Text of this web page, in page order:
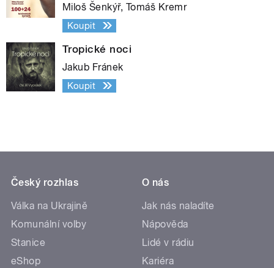
Miloš Šenkýř, Tomáš Kremr
Koupit
Tropické noci
Jakub Fránek
Koupit
Český rozhlas
Válka na Ukrajině
Komunální volby
Stanice
eShop
O nás
Jak nás naladíte
Nápověda
Lidé v rádiu
Kariéra